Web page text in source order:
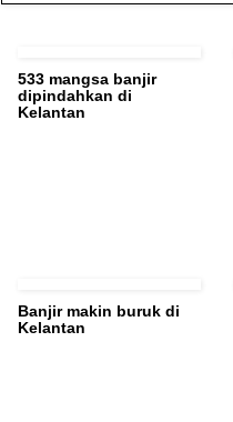
533 mangsa banjir
dipindahkan di
Kelantan
Banjir makin buruk di
Kelantan